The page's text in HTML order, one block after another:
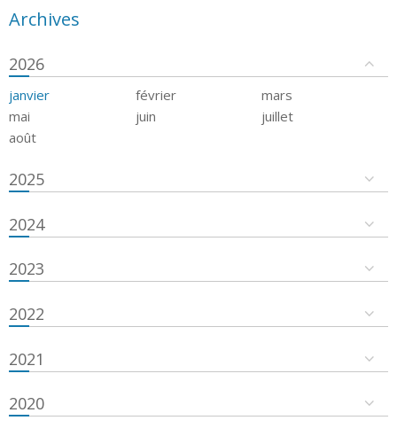
Archives
2026
janvier février
mars
mai
juin
juillet
août
2025
2024
2023
2022
2021
2020